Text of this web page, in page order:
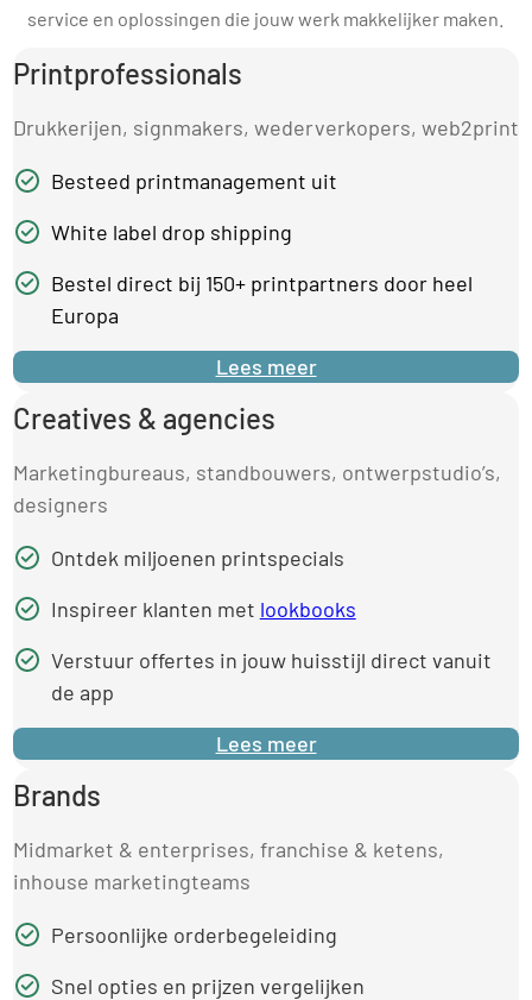
service en oplossingen die jouw werk makkelijker maken.
Printprofessionals
Drukkerijen, signmakers, wederverkopers, web2print
Besteed printmanagement uit
White label drop shipping
Bestel direct bij 150+ printpartners door heel
Europa
Lees meer
Creatives & agencies
Marketingbureaus, standbouwers, ontwerpstudio’s,
designers
Ontdek miljoenen printspecials
Inspireer klanten met lookbooks
Verstuur offertes in jouw huisstijl direct vanuit
de app
Lees meer
Brands
Midmarket & enterprises, franchise & ketens,
inhouse marketingteams
Persoonlijke orderbegeleiding
Snel opties en prijzen vergelijken